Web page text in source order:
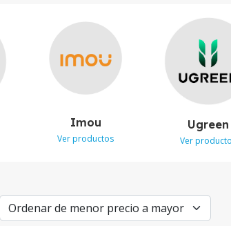
Imou
Ver productos
Ugreen
Ver